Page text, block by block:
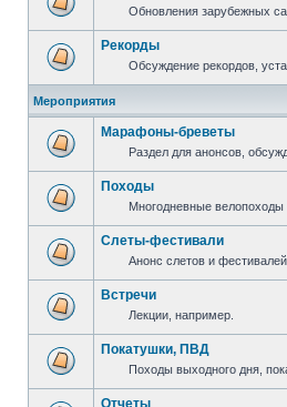
Обновления зарубежных
Рекорды
Обсуждение рекордов,
Мероприятия
Марафоны-бреветы
Раздел для анонсов,
Походы
Многодневные
Слеты-фестивали
Анонс слетов и
Встречи
Лекции, например.
Покатушки, ПВД
Походы выходного дня,
Отчеты